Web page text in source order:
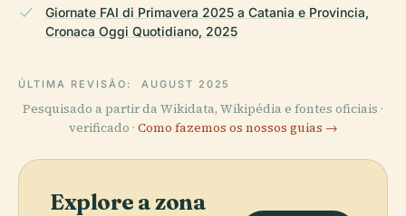
Giornate FAI di Primavera 2025 a Catania e Provincia,
Cronaca Oggi Quotidiano, 2025
ÚLTIMA REVISÃO: AUGUST 2025
Pesquisado a partir da Wikidata, Wikipédia e fontes oficiais ·
verificado · Como fazemos os nossos guias →
Explore a zona